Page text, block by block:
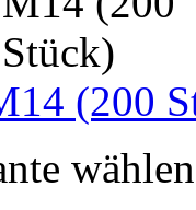
(200
wählen